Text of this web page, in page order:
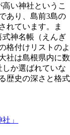
い神社というこ
あり、島前3島の
れています。ま
式神名帳（えんぎ
格付けリストのよ
社は島根県内に数
か選ばれていな
歴史の深さと格式
」